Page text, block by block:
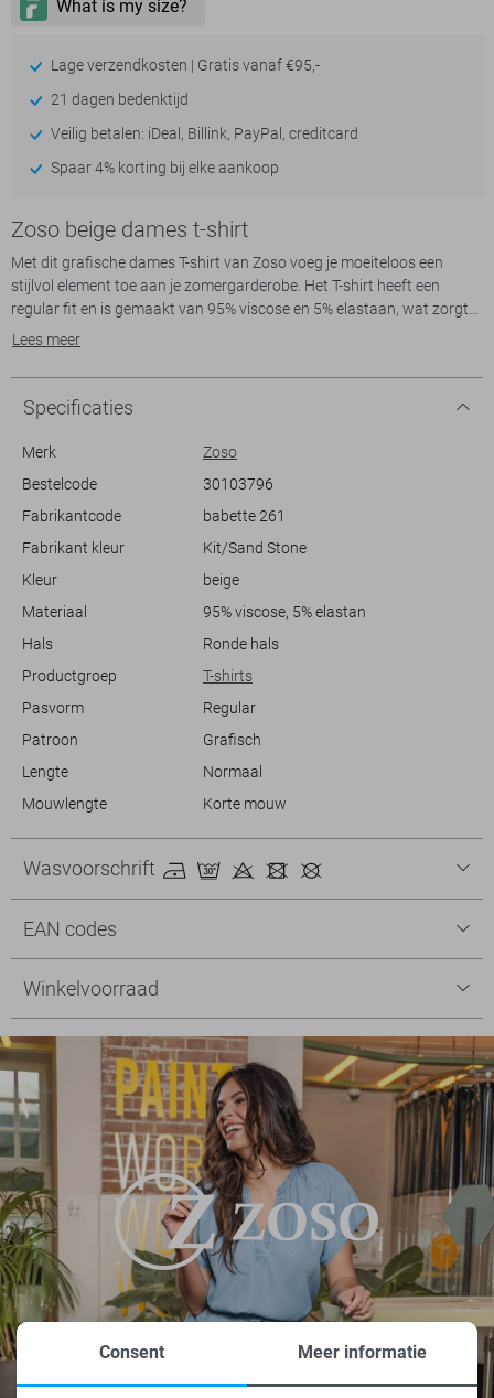
Lage verzendkosten | Gratis vanaf €95,-
21 dagen bedenktijd
Veilig betalen: iDeal, Billink, PayPal, creditcard
Spaar 4% korting bij elke aankoop
Zoso beige dames t-shirt
Met dit grafische dames T-shirt van Zoso voeg je moeiteloos een
stijlvol element toe aan je zomergarderobe. Het T-shirt heeft een
regular fit en is gemaakt van 95% viscose en 5% elastaan, wat zorgt
voor een comfortabele en zachte draagervaring. De korte mouwen en
subtiele patroon geeft een moderne twist en voegt visuele interesse
toe zonder te overheersen. Dit shirt is ideaal voor een casual dagje uit
of een relaxte avond met vrienden.
combineren met diverse stijlen. Draag het met een lichte jeans of een
stijlvolle short voor een zomerse look. Dankzij de normale lengte past
het bij elke outfit, zonder concessies te doen aan comfort en stijl. Of je
vriendinnen, of gewoon thuis wilt ontspannen, met dit T-shirt van
Zoso voel je je altijd goed gekleed.
Lees meer
Specificaties
Merk
Zoso
Bestelcode
30103796
Fabrikantcode
babette 261
Fabrikant kleur
Kit/Sand Stone
Kleur
beige
Materiaal
95% viscose, 5% elastan
Hals
Ronde hals
Productgroep
T-shirts
Pasvorm
Regular
Patroon
Grafisch
Lengte
Normaal
Mouwlengte
Korte mouw
Wasvoorschrift
EAN codes
Winkelvoorraad
Consent Meer informatie